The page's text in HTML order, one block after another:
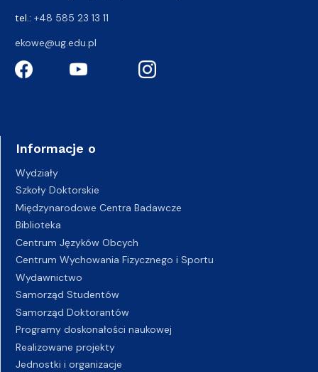
tel.: +48 585 23 13 11
ekowe@ug.edu.pl
Informacje o
Wydziały
Szkoły Doktorskie
Międzynarodowe Centra Badawcze
Biblioteka
Centrum Języków Obcych
Centrum Wychowania Fizycznego i Sportu
Wydawnictwo
Samorząd Studentów
Samorząd Doktorantów
Programy doskonałości naukowej
Realizowane projekty
Jednostki i organizacje